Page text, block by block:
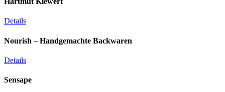
Details
Nourish – Handgemachte Backwaren
Details
Sensape